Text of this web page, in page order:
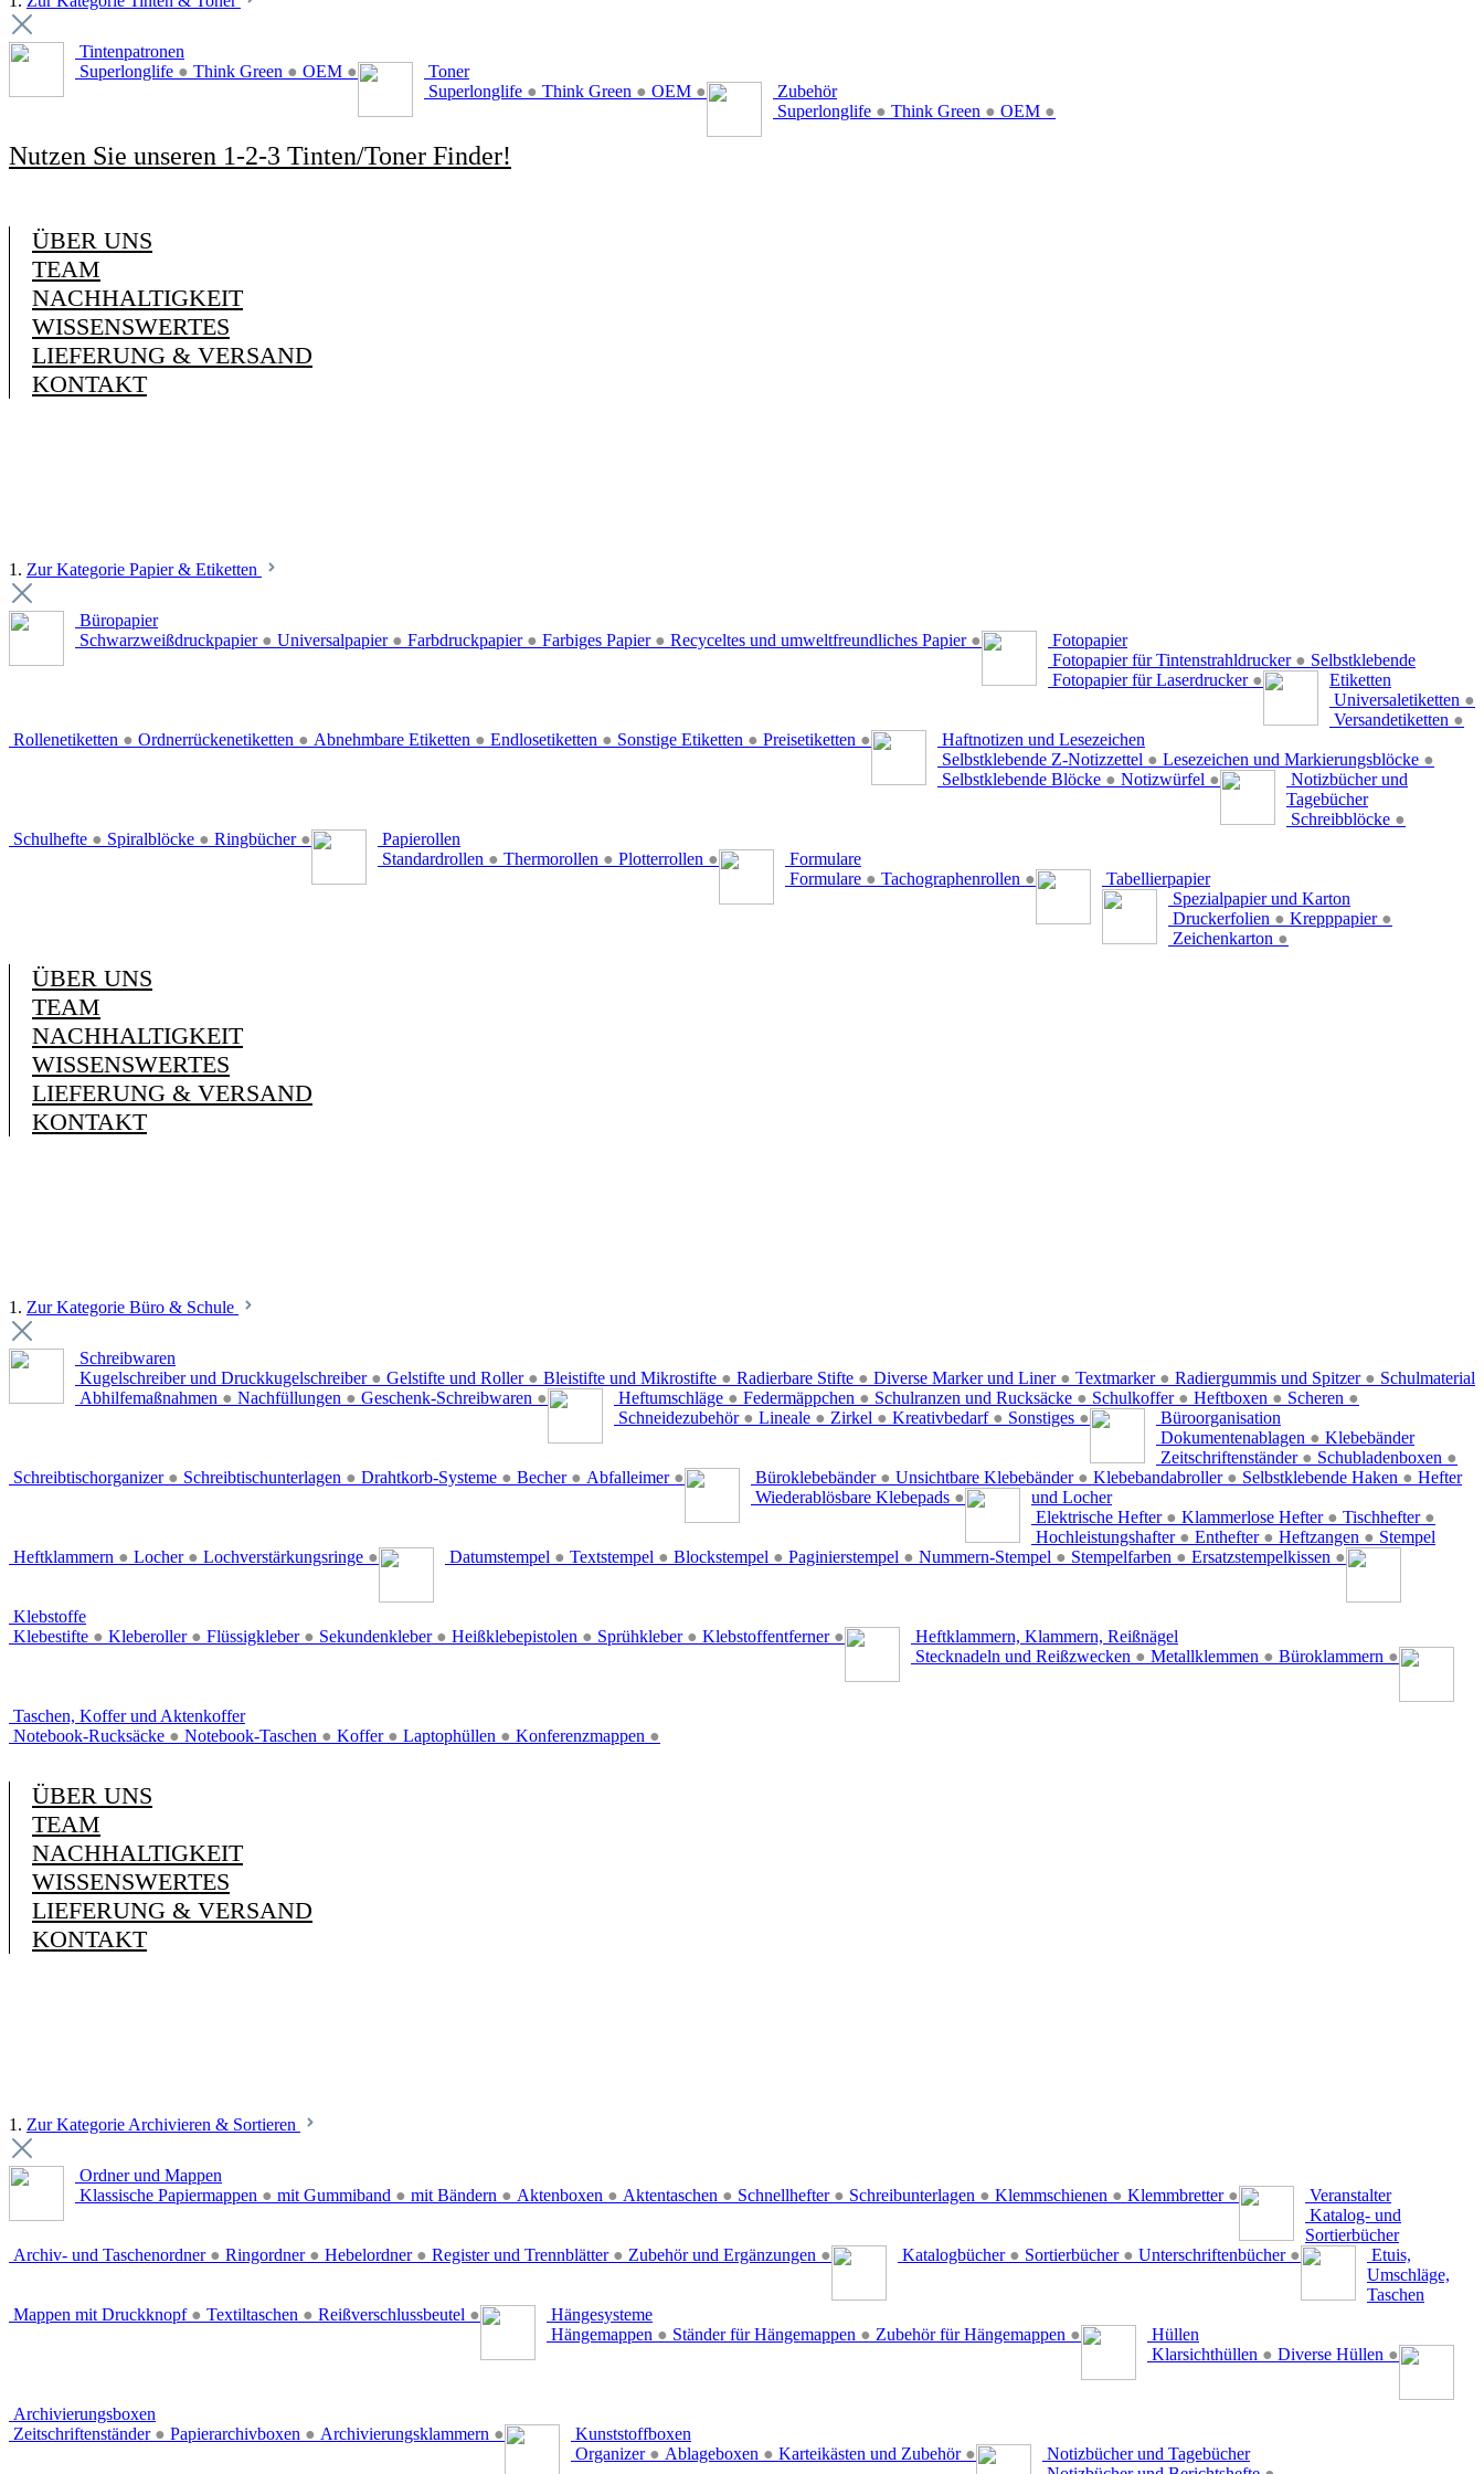
Tintenpatronen
Superlonglife ● Think Green ● OEM ●
Toner
Superlonglife ● Think Green ● OEM ●
Zubehör
Superlonglife ● Think Green ● OEM ●
Nutzen Sie unseren 1-2-3 Tinten/Toner Finder!
ÜBER UNS
TEAM
NACHHALTIGKEIT
WISSENSWERTES
LIEFERUNG & VERSAND
KONTAKT
1. Zur Kategorie Papier & Etiketten
Büropapier
Schwarzweißdruckpapier ● Universalpapier ● Farbdruckpapier ● Farbiges Papier ● Recyceltes und umweltfreundliches Papier ●
Fotopapier
Fotopapier für Tintenstrahldrucker ●
Fotopapier für Laserdrucker ●
Selbstklebende
Etiketten
Universaletiketten ●
Versandetiketten ●
Rollenetiketten ● Ordnerrückenetiketten ● Abnehmbare Etiketten ● Endlosetiketten ● Sonstige Etiketten ● Preisetiketten ●
Haftnotizen und Lesezeichen
Selbstklebende Z-Notizzettel ● Lesezeichen und Markierungsblöcke ●
Selbstklebende Blöcke ● Notizwürfel ●
Notizbücher und
Tagebücher
Schreibblöcke ●
Schulhefte ● Spiralblöcke ● Ringbücher ●
Papierollen
Standardrollen ● Thermorollen ● Plotterrollen ●
Formulare
Formulare ● Tachographenrollen ●
Tabellierpapier
Spezialpapier und Karton
Druckerfolien ● Krepppapier ●
Zeichenkarton ●
ÜBER UNS
TEAM
NACHHALTIGKEIT
WISSENSWERTES
LIEFERUNG & VERSAND
KONTAKT
1. Zur Kategorie Büro & Schule
Schreibwaren
Kugelschreiber und Druckkugelschreiber ● Gelstifte und Roller ● Bleistifte und Mikrostifte ● Radierbare Stifte ● Diverse Marker und Liner ● Textmarker ● Radiergummis und Spitzer ●
Abhilfemaßnahmen ● Nachfüllungen ● Geschenk-Schreibwaren ●
Schulmaterial
Heftumschläge ● Federmäppchen ● Schulranzen und Rucksäcke ● Schulkoffer ● Heftboxen ● Scheren ●
Schneidezubehör ● Lineale ● Zirkel ● Kreativbedarf ● Sonstiges ●
Büroorganisation
Dokumentenablagen ●
Zeitschriftenständer ● Schubladenboxen ●
Schreibtischorganizer ● Schreibtischunterlagen ● Drahtkorb-Systeme ● Becher ● Abfalleimer ●
Klebebänder
Büroklebebänder ● Unsichtbare Klebebänder ● Klebebandabroller ● Selbstklebende Haken ●
Wiederablösbare Klebepads ●
Hefter
und Locher
Elektrische Hefter ● Klammerlose Hefter ● Tischhefter ●
Hochleistungshafter ● Enthefter ● Heftzangen ●
Heftklammern ● Locher ● Lochverstärkungsringe ●
Stempel
Datumstempel ● Textstempel ● Blockstempel ● Paginierstempel ● Nummern-Stempel ● Stempelfarben ● Ersatzstempelkissen ●
Klebstoffe
Klebestifte ● Kleberoller ● Flüssigkleber ● Sekundenkleber ● Heißklebepistolen ● Sprühkleber ● Klebstoffentferner ●
Heftklammern, Klammern, Reißnägel
Stecknadeln und Reißzwecken ● Metallklemmen ● Büroklammern ●
Taschen, Koffer und Aktenkoffer
Notebook-Rucksäcke ● Notebook-Taschen ● Koffer ● Laptophüllen ● Konferenzmappen ●
ÜBER UNS
TEAM
NACHHALTIGKEIT
WISSENSWERTES
LIEFERUNG & VERSAND
KONTAKT
1. Zur Kategorie Archivieren & Sortieren
Ordner und Mappen
Klassische Papiermappen ● mit Gummiband ● mit Bändern ● Aktenboxen ● Aktentaschen ● Schnellhefter ● Schreibunterlagen ● Klemmschienen ● Klemmbretter ● Veranstalter
Archiv- und Taschenordner ● Ringordner ● Hebelordner ● Register und Trennblätter ● Zubehör und Ergänzungen ●
Katalog- und
Sortierbücher
Katalogbücher ● Sortierbücher ● Unterschriftenbücher ●
Etuis,
Umschläge,
Taschen
Mappen mit Druckknopf ● Textiltaschen ● Reißverschlussbeutel ●
Hängesysteme
Hängemappen ● Ständer für Hängemappen ● Zubehör für Hängemappen ●
Hüllen
Klarsichthüllen ● Diverse Hüllen ●
Archivierungsboxen
Zeitschriftenständer ● Papierarchivboxen ● Archivierungsklammern ●
Kunststoffboxen
Organizer ● Ablageboxen ● Karteikästen und Zubehör ●
Notizbücher und Tagebücher